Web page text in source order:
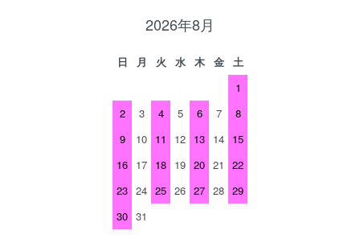
2026年8月
日 月 火 水 木 金
土
1
2
3 4 5 6 7
8
9
10 11 12 13 14 15
16 17 18 19 20 21
22
23 24 25 26 27 28 29
30 31